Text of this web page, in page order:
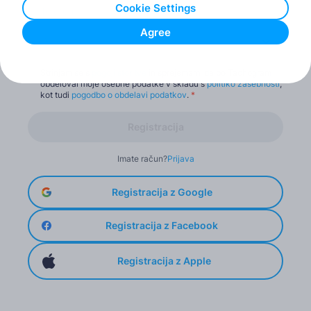
Cookie Settings
Agree
obdeloval moje osebne podatke v skladu spolitiko zasebnosti,
kot tudi pogodbo o obdelavi podatkov. *
Imate račun?Prijava
Registracija z Google
Registracija z Facebook
Registracija z Apple